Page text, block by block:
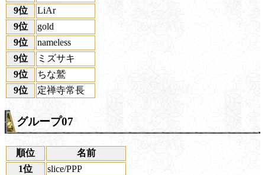
9位
LiAr
9位
gold
9位
nameless
9位
ミズサキ
9位
ちな鷲
9位
定禅寺常長
グループ07
順位
名前
1位
slice/PPP